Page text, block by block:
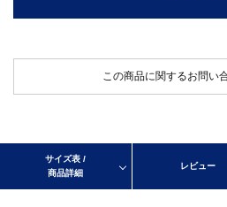
この商品に関するお問い
サイズ表 /
商品詳細
レビュー